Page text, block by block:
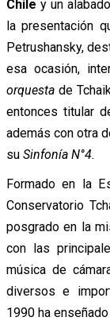
Chile y un
la presentación
Petrushansky,
esa ocasión,
orquestade
entonces titular
además con otra
su Sinfonía N°4.
Formado en la
Conservatorio
posgrado en la
con las
música de
diversos e
1990 ha